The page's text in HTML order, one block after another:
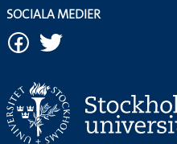
SOCIALA MEDIER